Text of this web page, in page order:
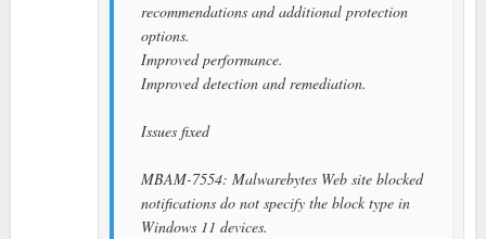
recommendations and additional protection
options.
Improved performance.
Improved detection and remediation.
Issues fixed
MBAM-7554: Malwarebytes Web site blocked
notifications do not specify the block type in
Windows 11 devices.